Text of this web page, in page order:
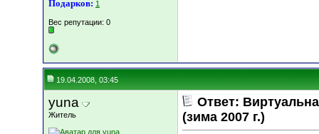
Подарков: 1
Вес репутации: 0
19.04.2008, 03:45
yuna
Житель
Ответ:
(зима 2007 г.)